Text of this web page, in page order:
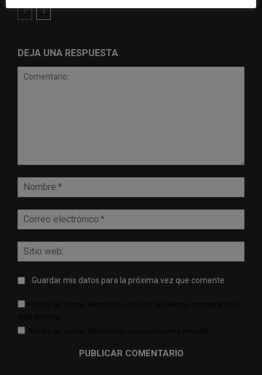
DEJA UNA RESPUESTA
Guardar mis datos para la próxima vez que comente